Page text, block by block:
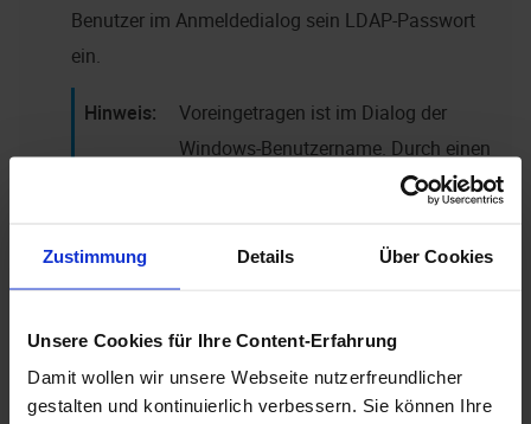
Zustimmung Details Über Cookies
Unsere Cookies für Ihre Content-Erfahrung
Damit wollen wir unsere Webseite nutzerfreundlicher
gestalten und kontinuierlich verbessern. Sie können Ihre
Benutzer im Anmeldedialog sein LDAP-Passwort
ein.
Voreingetragen ist im Dialog der
Windows-Benutzername. Durch einen
[SYSTEM]der
Datenverzeichnisses kann derenaio®-
Benutzername des letzten Benutzers
am Arbeitsplatz voreingetragen
werden: STORELASTLOGINUSER=1